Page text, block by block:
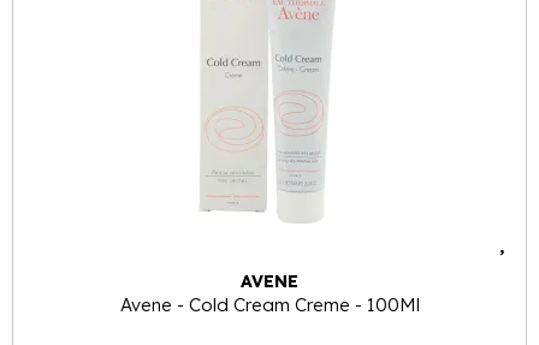
AVENE
Avene - Cold Cream Creme - 100Ml